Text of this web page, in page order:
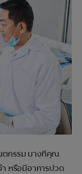
ลงทะเบียน
กรรม บางทีคุณ
หรือมีอาการปวด